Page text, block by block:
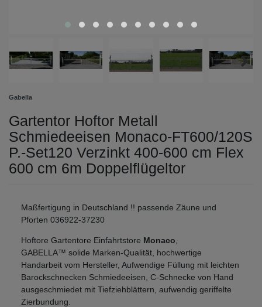
Gabella
Gartentor Hoftor Metall
Schmiedeeisen Monaco-FT600/120S
P.-Set120 Verzinkt 400-600 cm Flex
600 cm 6m Doppelflügeltor
Maßfertigung in Deutschland !! passende Zäune und
Pforten 036922-37230
Hoftore Gartentore Einfahrtstore Monaco
GABELLA™ solide Marken-Qualität, hochwertige
Handarbeit vom Hersteller, Aufwendige Füllung mit leichten
Barockschnecken Schmiedeeisen, C-Schnecke von Hand
ausgeschmiedet mit Tiefziehblättern, aufwendig geriffelte
Zierbundung.